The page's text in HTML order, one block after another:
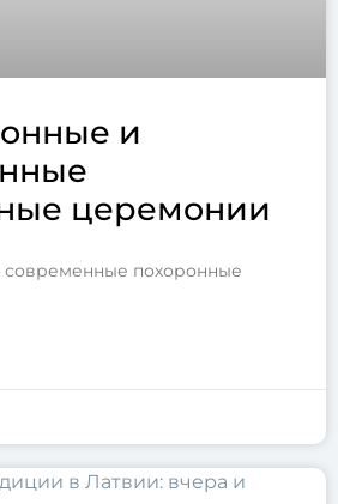
и
церемонии
похоронные